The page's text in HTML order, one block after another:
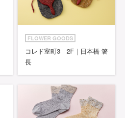
FLOWER GOODS
コレド室町3 2F｜日本橋 箸
長